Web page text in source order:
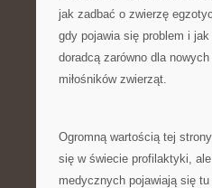
jak zadbać o zwierzę
gdy pojawia się problem i
doradcą zarówno dla
miłośników zwierząt.
Ogromną wartością tej
się w świecie profilaktyki,
medycznych pojawiają się